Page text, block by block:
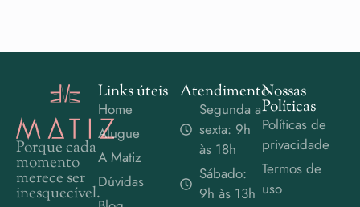
Porque cada
momento
merece ser
inesquecível.
Links úteis
Home
Alugue
A Matiz
Dúvidas
Atendimento
Segunda a
sexta: 9h
às 18h
Sábado:
9h às 13h
Nossas
Políticas
Políticas de
privacidade
Termos de
uso